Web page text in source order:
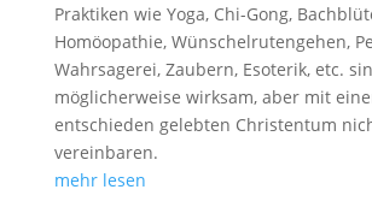
Praktiken wie Yoga, Chi-Gong,
Homöopathie, Wünschelrutengehen,
Wahrsagerei, Zaubern, Esoterik, etc.
möglicherweise wirksam, aber mit
entschieden gelebten Christentum
vereinbaren.
mehr lesen